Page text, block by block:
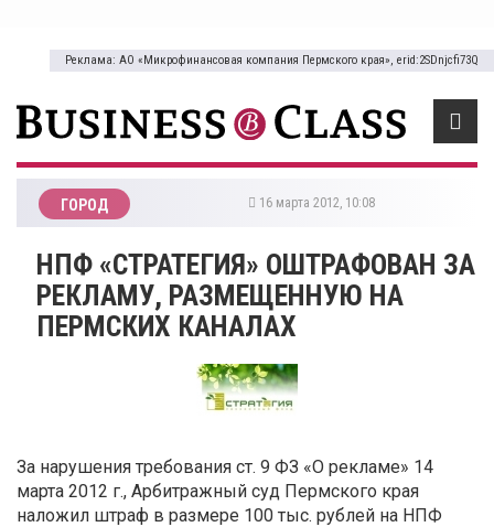
Реклама: АО «Микрофинансовая компания Пермского края», erid:2SDnjcfi73Q
ГОРОД 16 марта 2012, 10:08
НПФ «СТРАТЕГИЯ» ОШТРАФОВАН ЗА
РЕКЛАМУ, РАЗМЕЩЕННУЮ НА
ПЕРМСКИХ КАНАЛАХ
За нарушения требования ст. 9 ФЗ «О рекламе» 14
марта 2012 г., Арбитражный суд Пермского края
наложил штраф в размере 100 тыс. рублей на НПФ